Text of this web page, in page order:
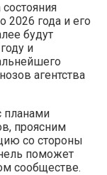
2026 года и его
будут
и
агентства
планами
проясним
со стороны
поможет
сообществе.